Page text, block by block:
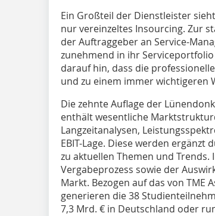
Ein Großteil der Dienstleister
nur vereinzeltes Insourcing. Zur
der Auftraggeber an Service-
zunehmend in ihr
darauf hin, dass die
und zu einem immer wichtigeren
Die zehnte Auflage der
enthält wesentliche
Langzeitanalysen,
EBIT-Lage. Diese werden
zu aktuellen Themen und
Vergabeprozess sowie der
Markt. Bezogen auf das von
generieren die 38
7,3 Mrd. € in Deutschland oder